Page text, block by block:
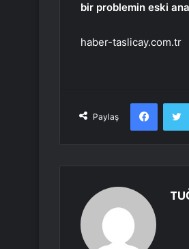
bir problemin eski
haber-taslicay.com.tr
Paylaş